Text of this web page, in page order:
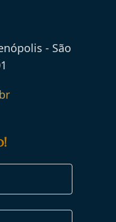
- São